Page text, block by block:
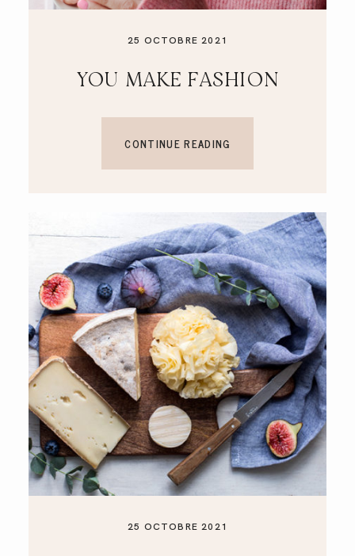
25 OCTOBRE 2021
YOU MAKE FASHION
CONTINUE READING
25 OCTOBRE 2021